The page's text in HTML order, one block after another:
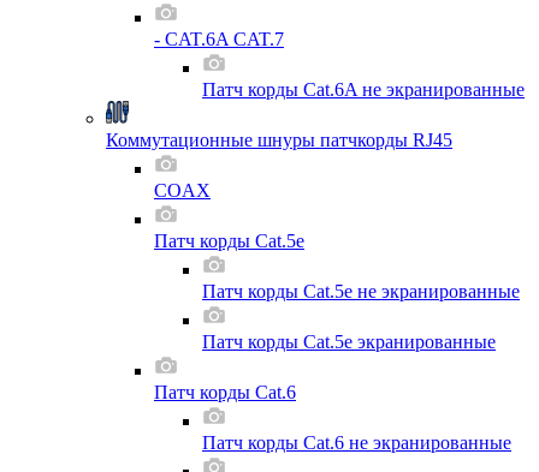
- CAT.6A CAT.7
Патч корды Cat.6A не экранированные
Коммутационные шнуры патчкорды RJ45
COAX
Патч корды Cat.5e
Патч корды Cat.5e не экранированные
Патч корды Cat.5e экранированные
Патч корды Cat.6
Патч корды Cat.6 не экранированные